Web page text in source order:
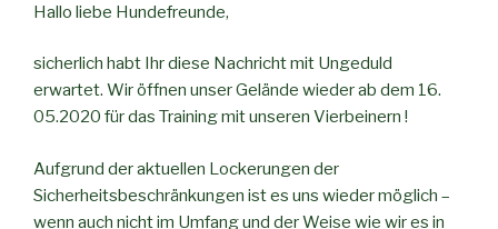
Hallo liebe Hundefreunde,
sicherlich habt Ihr diese Nachricht mit Ungeduld
erwartet. Wir öffnen unser Gelände wieder ab dem 16.
05.2020 für das Training mit unseren Vierbeinern !
Aufgrund der aktuellen Lockerungen der
Sicherheitsbeschränkungen ist es uns wieder möglich –
wenn auch nicht im Umfang und der Weise wie wir es in